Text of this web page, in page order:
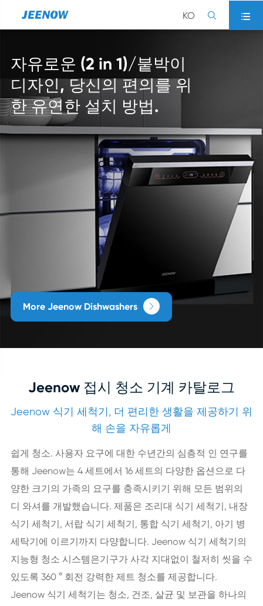
KO  
자유로운 (2 in 1)/붙박이
디자인, 당신의 편의를 위
한 유연한 설치 방법.
More Jeenow Dishwashers 
Jeenow 접시 청소 기계 카탈로그
Jeenow 식기 세척기, 더 편리한 생활을 제공하기 위
해 손을 자유롭게
쉽게 청소. 사용자 요구에 대한 수년간의 심층적 인 연구를
통해 Jeenow는 4 세트에서 16 세트의 다양한 옵션으로 다
양한 크기의 가족의 요구를 충족시키기 위해 모든 범위의
디 와셔를 개발했습니다. 제품은 조리대 식기 세척기, 내장
식기 세척기, 서랍 식기 세척기, 통합 식기 세척기, 아기 병
세탁기에 이르기까지 다양합니다. Jeenow 식기 세척기의
지능형 청소 시스템은기구가 사각 지대없이 철저히 씻을 수
있도록 360 ° 회전 강력한 제트 청소를 제공합니다.
Jeenow 식기 세척기는 청소, 건조, 살균 및 보관을 하나의